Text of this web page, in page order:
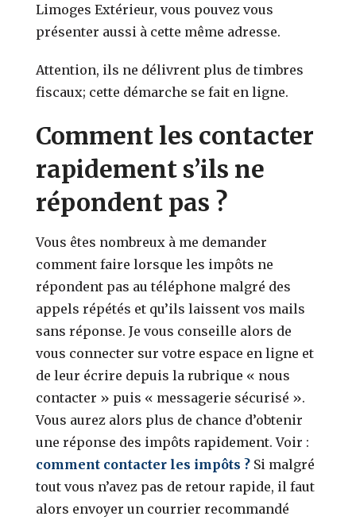
Limoges Extérieur, vous pouvez vous
présenter aussi à cette même adresse.
Attention, ils ne délivrent plus de timbres
fiscaux; cette démarche se fait en ligne.
Comment les contacter
rapidement s’ils ne
répondent pas ?
Vous êtes nombreux à me demander
comment faire lorsque les impôts ne
répondent pas au téléphone malgré des
appels répétés et qu’ils laissent vos mails
sans réponse. Je vous conseille alors de
vous connecter sur votre espace en ligne et
de leur écrire depuis la rubrique « nous
contacter » puis « messagerie sécurisé ».
Vous aurez alors plus de chance d’obtenir
une réponse des impôts rapidement. Voir :
comment contacter les impôts ? Si malgré
tout vous n’avez pas de retour rapide, il faut
alors envoyer un courrier recommandé